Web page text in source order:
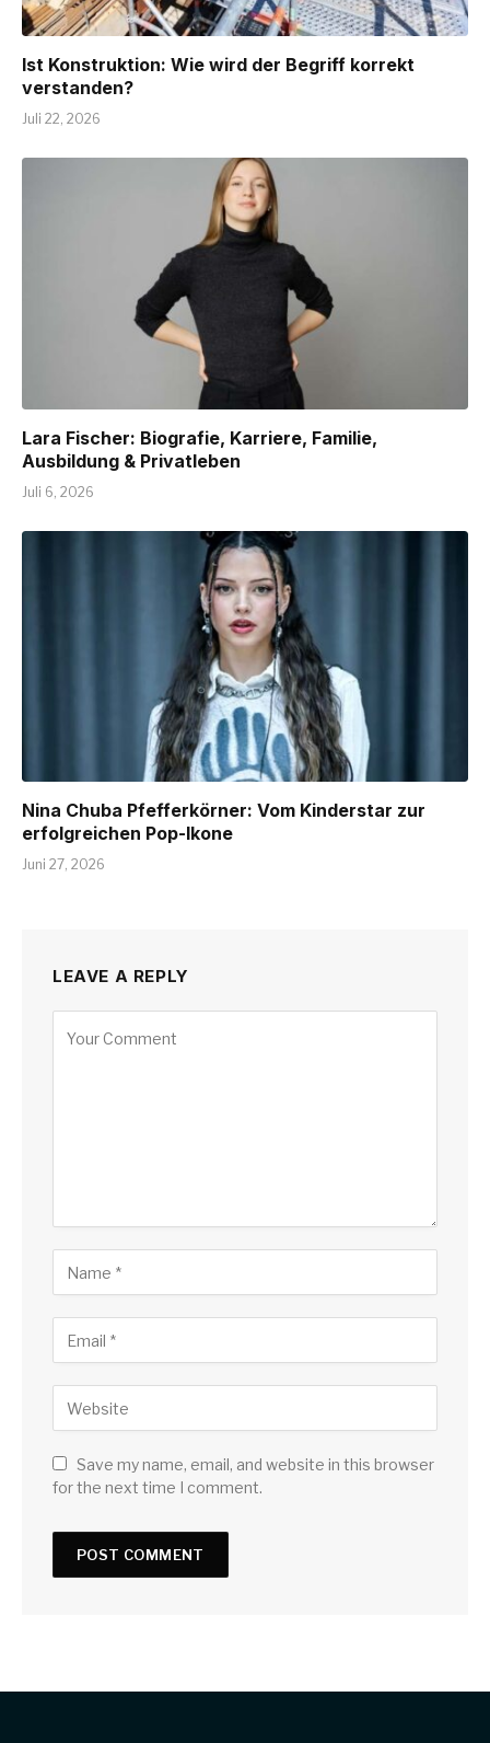
Ist Konstruktion: Wie wird der Begriff korrekt
verstanden?
Juli 22, 2026
Lara Fischer: Biografie, Karriere, Familie,
Ausbildung & Privatleben
Juli 6, 2026
Nina Chuba Pfefferkörner: Vom Kinderstar zur
erfolgreichen Pop-Ikone
Juni 27, 2026
LEAVE A REPLY
Save my name, email, and website in this browser
for the next time I comment.